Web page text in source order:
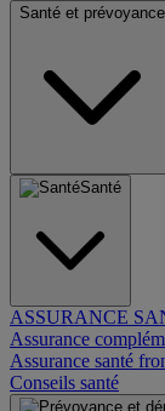
Santé et prévoyance
Santé
ASSURANCE
Assurance
Assurance santé
Conseils santé